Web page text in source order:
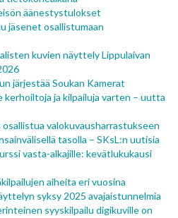
äänestystulokset
jäsenet osallistumaan
kuvien näyttely Lippulaivan
järjestää Soukan Kamerat
kerhoiltoja ja kilpailuja varten – uutta
valokuvausharrastukseen
tasolla – SKsL:n uutisia
vasta-alkajille: kevätlukukausi
aiheita eri vuosina
syksy 2025 avajaistunnelmia
syyskilpailu digikuville on